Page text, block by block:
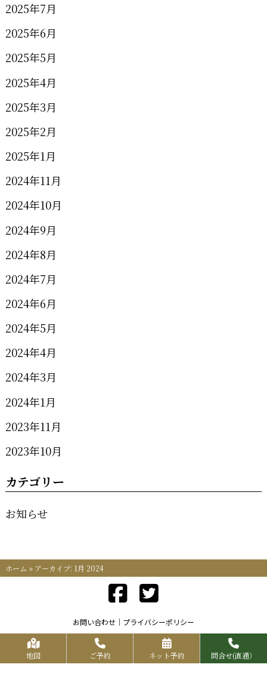
2025年7月
2025年6月
2025年5月
2025年4月
2025年3月
2025年2月
2025年1月
2024年11月
2024年10月
2024年9月
2024年8月
2024年7月
2024年6月
2024年5月
2024年4月
2024年3月
2024年1月
2023年11月
2023年10月
カテゴリー
お知らせ
ホーム » アーカイブ: 1月 2024
お問い合わせ プライバシーポリシー
Copyrights KR FOOD SERVICE All Rights Reserved.
地図 ご予約 ネット予約 問合せ(直通）